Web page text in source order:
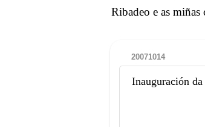
Ribadeo e as
20071014
Inauguración